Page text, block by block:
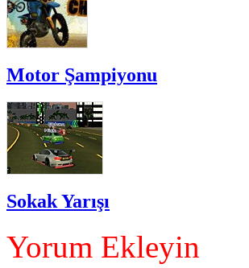
Motor Şampiyonu
Sokak Yarışı
Yorum Ekleyin